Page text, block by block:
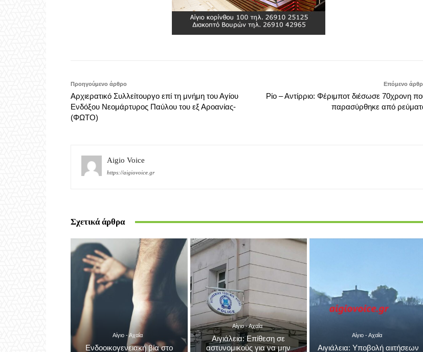
Αρχιερατικό Συλλείτουργο επί τη μνήμη του Αγίου
(ΦΩΤΟ)
Ρίο – Αντίρριο: Φέριμποτ διέσωσε 70χρονη που
Αίγιο - Αχαΐα
Ενδοοικογενειακή βία στο
Διακοπτό – Συνελήφθη ο
άνδρας
Αίγιο - Αχαΐα
Αιγιάλεια: Επίθεση σε
αστυνομικούς για να μην
βεβαιώσουν παράβαση σε
κατάστημα!
Αιγιάλεια: Υποβολή αιιτήσεων
οικονομικής ενίσχυσης για
πυρόπληκτες κατοικίες